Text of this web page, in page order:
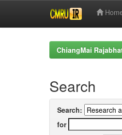
ChiangMai
Search
Search:
for